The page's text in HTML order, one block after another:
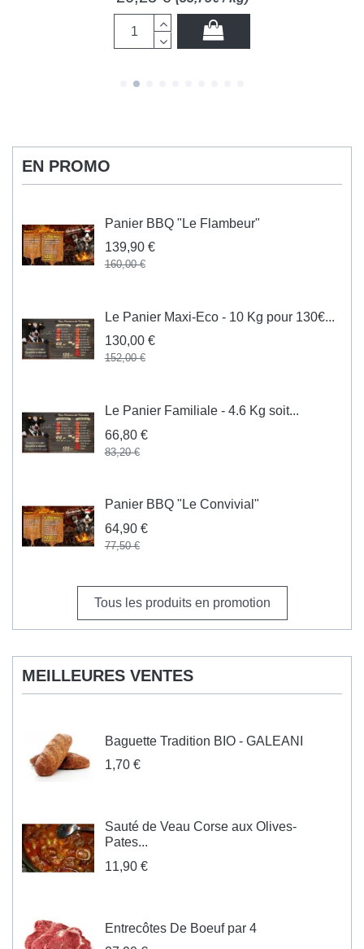
EN PROMO
Panier BBQ "Le Flambeur"
139,90 €
160,00 €
Le Panier Maxi-Eco - 10 Kg pour 130€...
130,00 €
152,00 €
Le Panier Familiale - 4.6 Kg soit...
66,80 €
83,20 €
Panier BBQ "Le Convivial"
64,90 €
77,50 €
Tous les produits en promotion
MEILLEURES VENTES
Baguette Tradition BIO - GALEANI
1,70 €
Sauté de Veau Corse aux Olives-
Pates...
11,90 €
Entrecôtes De Boeuf par 4